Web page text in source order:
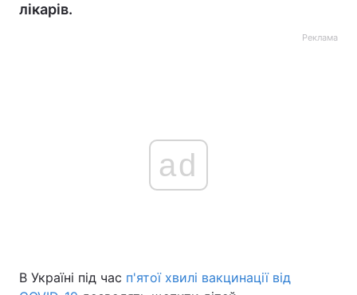
лікарів.
Реклама
ad
В Україні під час п'ятої хвилі вакцинації від